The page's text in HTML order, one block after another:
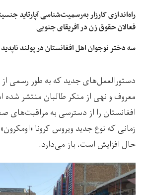
راه‌اندازی کارزار به‌رسمیت‌شناسی آپارتاید
فعالان حقوق زن در آفریقای جنوبی
سه دختر نوجوان اهل افغانستان در پولند
دستورالعمل‌های جدید که به طور رسمی
معروف و نهی از منکر طالبان منتشر شده
افغانستان را از دسترسی به مراقبت‌های
زمانی که نوع جدید ویروس کرونا
حال افزایش است، باز می‌دارد.